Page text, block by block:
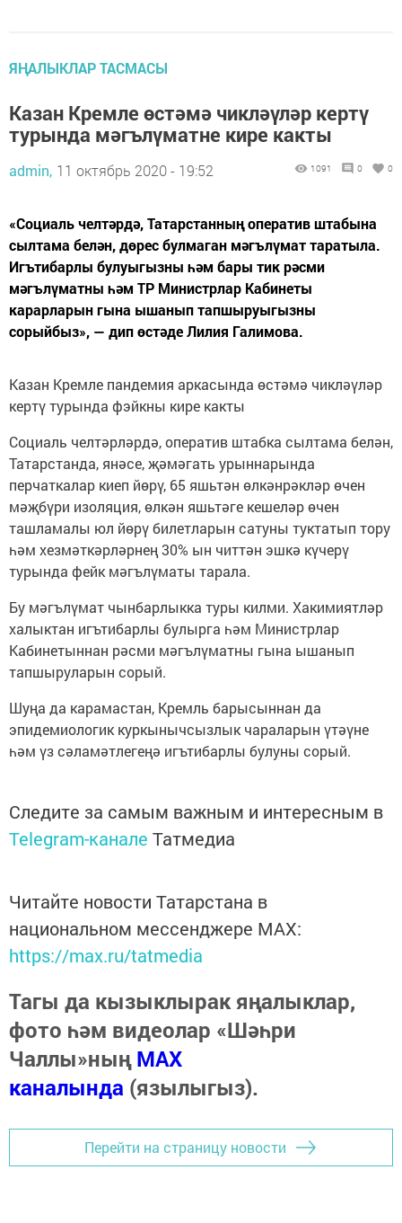
ЯҢАЛЫКЛАР ТАСМАСЫ
Казан Кремле өстәмә чикләүләр кертү
турында мәгълүматне кире какты
admin, 11 октябрь 2020 - 19:52 1091 0 0
«Социаль челтәрдә, Татарстанның оператив штабына
сылтама белән, дөрес булмаган мәгълүмат таратыла.
Игътибарлы булуыгызны һәм бары тик рәсми
мәгълүматны һәм ТР Министрлар Кабинеты
карарларын гына ышанып тапшыруыгызны
сорыйбыз», — дип өстәде Лилия Галимова.
Казан Кремле пандемия аркасында өстәмә чикләүләр
кертү турында фэйкны кире какты
Социаль челтәрләрдә, оператив штабка сылтама белән,
Татарстанда, янәсе, җәмәгать урыннарында
перчаткалар киеп йөрү, 65 яшьтән өлкәнрәкләр өчен
мәҗбүри изоляция, өлкән яшьтәге кешеләр өчен
ташламалы юл йөрү билетларын сатуны туктатып тору
һәм хезмәткәрләрнең 30% ын читтән эшкә күчерү
турында фейк мәгълүматы тарала.
Бу мәгълүмат чынбарлыкка туры килми. Хакимиятләр
халыктан игътибарлы булырга һәм Министрлар
Кабинетыннан рәсми мәгълүматны гына ышанып
тапшыруларын сорый.
Шуңа да карамастан, Кремль барысыннан да
эпидемиологик куркынычсызлык чараларын үтәүне
һәм үз сәламәтлегеңә игътибарлы булуны сорый.
Следите за самым важным и интересным в
Telegram-канале Татмедиа
Читайте новости Татарстана в
национальном мессенджере MАХ:
https://max.ru/tatmedia
Тагы да кызыклырак яңалыклар,
фото һәм видеолар «Шәһри
Чаллы»ныңMAX
каналында (язылыгыз).
Перейти на страницу новости